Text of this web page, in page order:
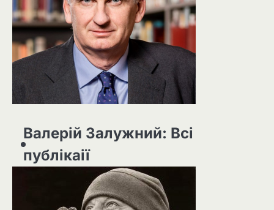
Валерій Залужний: Всі
публікаії